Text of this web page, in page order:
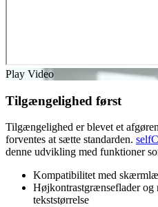
Play Video
Tilgængelighed først
Tilgængelighed er blevet et
forventes at sætte standarden.
denne udvikling med funktioner
Kompatibilitet med
Højkontrastgrænsefladerog
tekststørrelse